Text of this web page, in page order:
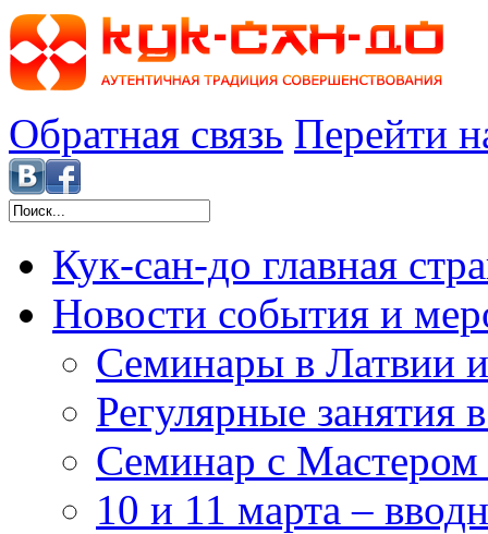
Обратная связь Перейти
Кук-сан-до главная
Новости события и
Семинары в Латвии
Регулярные занятия
Семинар с Мастером
10 и 11 марта –